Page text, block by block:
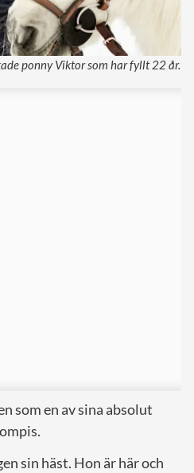
ponny Viktor som har fyllt 22 år.
som en av sina absolut
sin häst. Hon är här och